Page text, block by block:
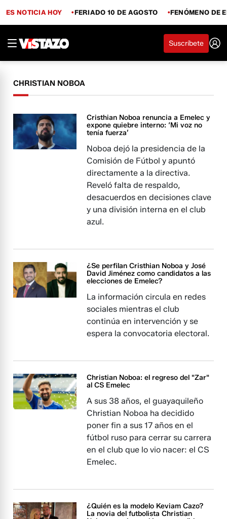
ES NOTICIA HOY FERIADO 10 DE AGOSTO FENÓMENO DE
Suscríbete
CHRISTIAN NOBOA
Cristhian Noboa renuncia a Emelec y
expone quiebre interno: ‘Mi voz no
tenía fuerza’
Noboa dejó la presidencia de la
Comisión de Fútbol y apuntó
directamente a la directiva.
Reveló falta de respaldo,
desacuerdos en decisiones clave
y una división interna en el club
azul.
¿Se perfilan Cristhian Noboa y José
David Jiménez como candidatos a las
elecciones de Emelec?
La información circula en redes
sociales mientras el club
continúa en intervención y se
espera la convocatoria electoral.
Christian Noboa: el regreso del "Zar"
al CS Emelec
A sus 38 años, el guayaquileño
Christian Noboa ha decidido
poner fin a sus 17 años en el
fútbol ruso para cerrar su carrera
en el club que lo vio nacer: el CS
Emelec.
¿Quién es la modelo Keviam Cazo?
La novia del futbolista Christian